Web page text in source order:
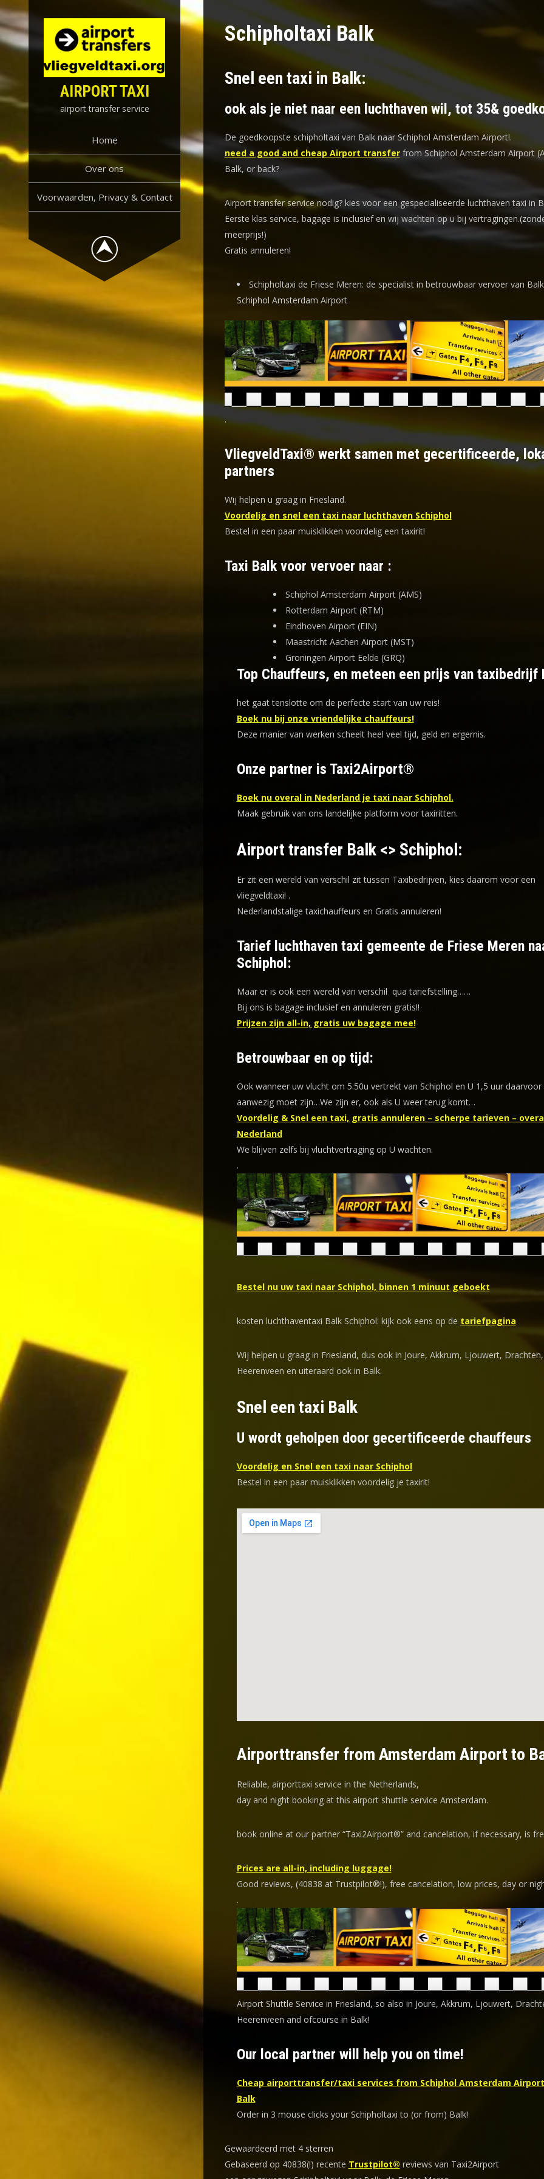
Skip
to
content
AIRPORT TAXI
airport transfer service
Home
Over ons
Voorwaarden, Privacy & Contact
Schipholtaxi Balk
Snel een taxi in Balk:
ook als je niet naar een luchthaven wil, tot 35&
De goedkoopste schipholtaxi van Balk naar Schiphol Amsterdam Airport!.
need a good and cheap Airport transferfrom Schiphol Amsterdam Airport
Balk, or back?
Airport transfer service nodig? kies voor een gespecialiseerde luchthaven taxi in
Eerste klas service, bagage is inclusief en wij wachten op u bij
meerprijs!)
Gratis annuleren!
Schipholtaxi de Friese Meren: de specialist in betrouwbaar vervoer van
Schiphol Amsterdam Airport
.
VliegveldTaxi® werkt samen met gecertificeerde,
partners
Wij helpen u graag in Friesland.
Voordelig en snel een taxi naar luchthaven Schiphol
Bestel in een paar muisklikken voordelig een taxirit!
Taxi Balk voor vervoer naar :
Schiphol Amsterdam Airport (AMS)
Rotterdam Airport (RTM)
Eindhoven Airport (EIN)
Maastricht Aachen Airport (MST)
Groningen Airport Eelde (GRQ)
Top Chauffeurs, en meteen een prijs van taxibedrijf
het gaat tenslotte om de perfecte start van uw reis!
Boek nu bij onze vriendelijke chauffeurs!
Deze manier van werken scheelt heel veel tijd, geld en ergernis.
Onze partner is Taxi2Airport®
Boek nu overal in Nederland je taxi naar Schiphol.
Maak gebruik van ons landelijke platform voor taxiritten.
Airport transfer Balk <> Schiphol:
Er zit een wereld van verschil zit tussen Taxibedrijven, kies daarom voor een
vliegveldtaxi! .
Nederlandstalige taxichauffeurs en Gratis annuleren!
Tarief luchthaven taxi gemeente de Friese Meren
Schiphol:
Maar er is ook een wereld van verschil qua tariefstelling……
Bij ons is bagage inclusief en annuleren gratis!!
Prijzen zijn all-in, gratis uw bagage mee!
Betrouwbaar en op tijd:
Ook wanneer uw vlucht om 5.50u vertrekt van Schiphol en U 1,5 uur daarvoor
aanwezig moet zijn…We zijn er, ook als U weer terug komt…
Voordelig & Snel een taxi, gratis annuleren – scherpe tarieven –
Nederland
We blijven zelfs bij vluchtvertraging op U wachten.
.
Bestel nu uw taxi naar Schiphol, binnen 1 minuut geboekt
kosten luchthaventaxi Balk Schiphol: kijk ook eens op de tariefpagina
Wij helpen u graag in Friesland, dus ook in Joure, Akkrum, Ljouwert, Drachten,
Heerenveen en uiteraard ook in Balk.
Snel een taxi Balk
U wordt geholpen door gecertificeerde chauffeurs
Voordelig en Snel een taxi naar Schiphol
Bestel in een paar muisklikken voordelig je taxirit!
Airporttransfer from Amsterdam Airport to
Reliable, airporttaxi service in the Netherlands,
day and night booking at this airport shuttle service Amsterdam.
book online at our partner “Taxi2Airport®” and cancelation, if necessary, is
Prices are all-in, including luggage!
Good reviews, (40838 at Trustpilot®!), free cancelation, low prices, day or
.
Airport Shuttle Service in Friesland, so also in Joure, Akkrum, Ljouwert,
Heerenveen and ofcourse in Balk!
Our local partner will help you on time!
Cheap airporttransfer/taxi services from Schiphol Amsterdam
Balk
Order in 3 mouse clicks your Schipholtaxi to (or from) Balk!
Gewaardeerd met 4 sterren
Gebaseerd op 40838(!) recente Trustpilot® reviews van Taxi2Airport